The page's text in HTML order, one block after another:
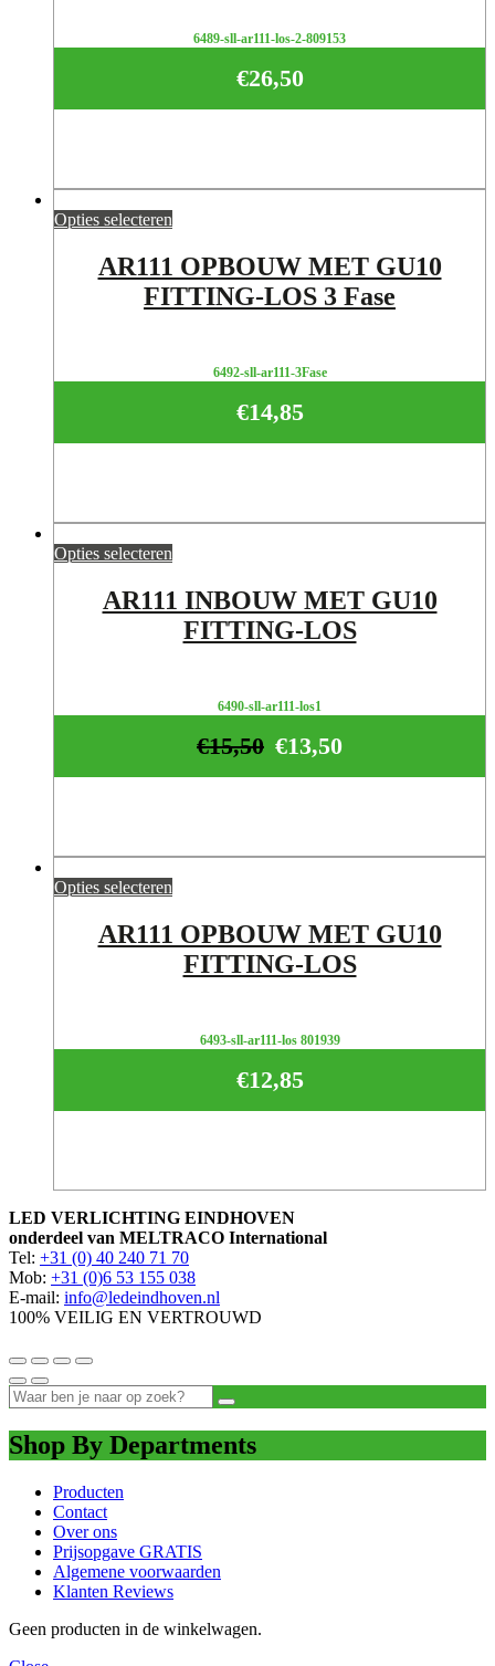
6489-sll-ar111-los-2-809153
€26,50
Opties selecteren
AR111 OPBOUW MET GU10
FITTING-LOS 3 Fase
6492-sll-ar111-3Fase
€14,85
Opties selecteren
AR111 INBOUW MET GU10
FITTING-LOS
6490-sll-ar111-los1
€13,50
€15,50
Opties selecteren
AR111 OPBOUW MET GU10
FITTING-LOS
6493-sll-ar111-los 801939
€12,85
LED VERLICHTING EINDHOVEN
onderdeel van MELTRACO International
Tel: +31 (0) 40 240 71 70
Mob: +31 (0)6 53 155 038
E-mail: info@ledeindhoven.nl
100% VEILIG EN VERTROUWD
Shop By Departments
Producten
Contact
Over ons
Prijsopgave GRATIS
Algemene voorwaarden
Klanten Reviews
Geen producten in de winkelwagen.